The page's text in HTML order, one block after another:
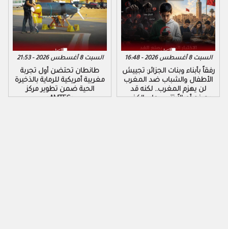
السبت 8 أغسطس 2026 - 21:53
طانطان تحتضن أول تجربة
مغربية أمريكية للرماية بالذخيرة
الحية ضمن تطوير مركز
«AMTEC»
السبت 8 أغسطس 2026 - 16:48
رفقاً بأبناء وبنات الجزائر: تجييش
الأطفال والشباب ضد المغرب
لن يهزم المغرب.. لكنه قد
يصنع أجيالاً تتربى على الكذب